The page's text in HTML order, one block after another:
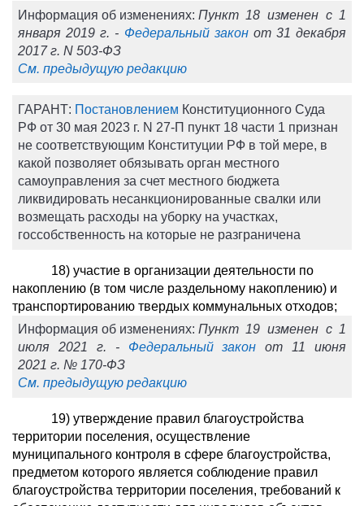
Информация об изменениях: Пункт 18 изменен с 1
января 2019 г. - Федеральный законот 31 декабря
2017 г. N 503-ФЗ
См. предыдущую редакцию
ГАРАНТ: Постановлением Конституционного Суда
РФ от 30 мая 2023 г. N 27-П пункт 18 части 1 признан
не соответствующим Конституции РФ в той мере, в
какой позволяет обязывать орган местного
самоуправления за счет местного бюджета
ликвидировать несанкционированные свалки или
возмещать расходы на уборку на участках,
госсобственность на которые не разграничена
18) участие в организации деятельности по
накоплению (в том числе раздельному накоплению) и
транспортированию твердых коммунальных отходов;
Информация об изменениях: Пункт 19 изменен с 1
июля 2021 г. - Федеральный закон от 11 июня
2021 г. № 170-ФЗ
См. предыдущую редакцию
19) утверждение правил благоустройства
территории поселения, осуществление
муниципального контроля в сфере благоустройства,
предметом которого является соблюдение правил
благоустройства территории поселения, требований к